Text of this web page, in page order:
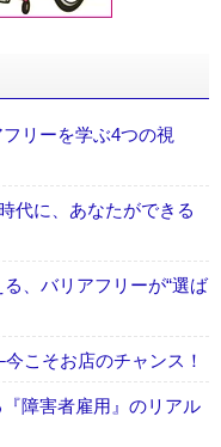
リーを学ぶ4つの視
代に、あなたができる
、バリアフリーが“選ば
こそお店のチャンス！
『障害者雇用』のリアル